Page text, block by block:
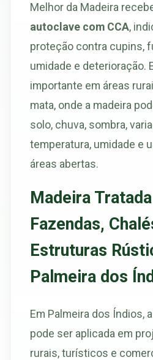
Melhor da Madeira
autoclave com CCA,
proteção contra cupins,
umidade e deterioração.
importante em áreas
mata, onde a madeira
solo, chuva, sombra,
temperatura, umidade e
áreas abertas.
Madeira
Fazendas,
Estruturas
Palmeira dos
Em Palmeira dos Índios,
pode ser aplicada em
rurais, turísticos e